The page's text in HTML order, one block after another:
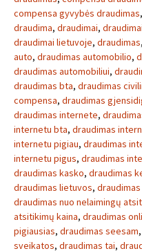
compensa gyvybės draudimas,
draudima, draudimai,
draudimai lietuvoje, draudimas,
auto, draudimas automobilio,
draudimas automobiliui,
draudimas bta, draudimas
compensa, draudimas
draudimas internete,
internetu bta, draudimas
internetu pigiau, draudimas
internetu pigus, draudimas
draudimas kasko, draudimas
draudimas lietuvos,
draudimas nuo nelaimingų
atsitikimų kaina, draudimas
pigiausias, draudimas seesam,
sveikatos, draudimas tai,